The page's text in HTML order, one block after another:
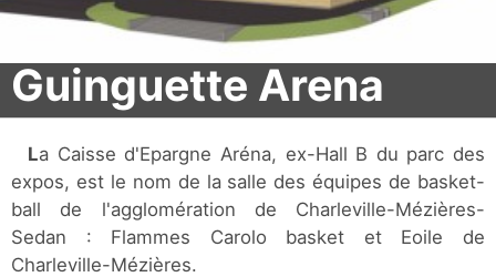
Guinguette Arena
La Caisse d'Epargne Aréna, ex-Hall B du parc des
expos, est le nom de la salle des équipes de basket-
ball de l'agglomération de Charleville-Mézières-
Sedan : Flammes Carolo basket et Eoile de
Charleville-Mézières.